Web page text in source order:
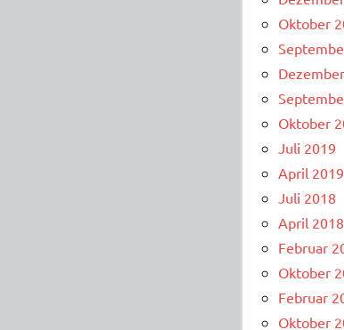
Oktober
Oktober
Juli 2019
April 2019
Juli 2018
April 2018
Februar
Oktober
Februar
Oktober